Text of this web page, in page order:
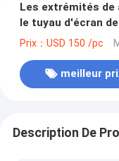
Les extrémités
le tuyau d'écran
Prix：USD 150 /pc
meilleur
Description De